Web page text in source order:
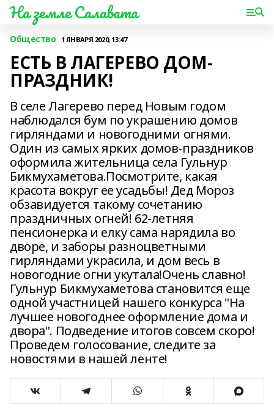
На земле Салавата
Общество 1 ЯНВАРЯ 2020, 13:47
ЕСТЬ В ЛАГЕРЕВО ДОМ-
ПРАЗДНИК!
В селе Лагерево перед Новым годом
наблюдался бум по украшению домов
гирляндами и новогодними огнями.
Один из самых ярких домов-праздников
оформила жительница села Гульнур
Бикмухаметова.Посмотрите, какая
красота вокруг ее усадьбы! Дед Мороз
обзавидуется такому сочетанию
праздничных огней! 62-летняя
пенсионерка и елку сама нарядила во
дворе, и заборы разноцветными
гирляндами украсила, и дом весь в
новогодние огни укутала!Очень славно!
Гульнур Бикмухаметова становится еще
одной участницей нашего конкурса "На
лучшее новогоднее оформление дома и
двора". Подведение итогов совсем скоро!
Проведем голосование, следите за
новостями в нашей ленте!